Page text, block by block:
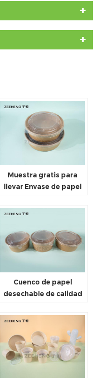
Muestra gratis para
llevar Envase de papel
1500ml Recipiente
desechable para
envasado de alimentos
Cuenco de papel
desechable de calidad
mayor para llevar